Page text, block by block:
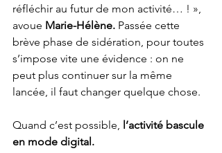
réfléchir au futur de mon activité… ! »,
avoue Marie-Hélène. Passée cette
brève phase de sidération, pour toutes
s’impose vite une évidence : on ne
peut plus continuer sur la même
lancée, il faut changer quelque chose.
Quand c’est possible, l’activité bascule
en mode digital.